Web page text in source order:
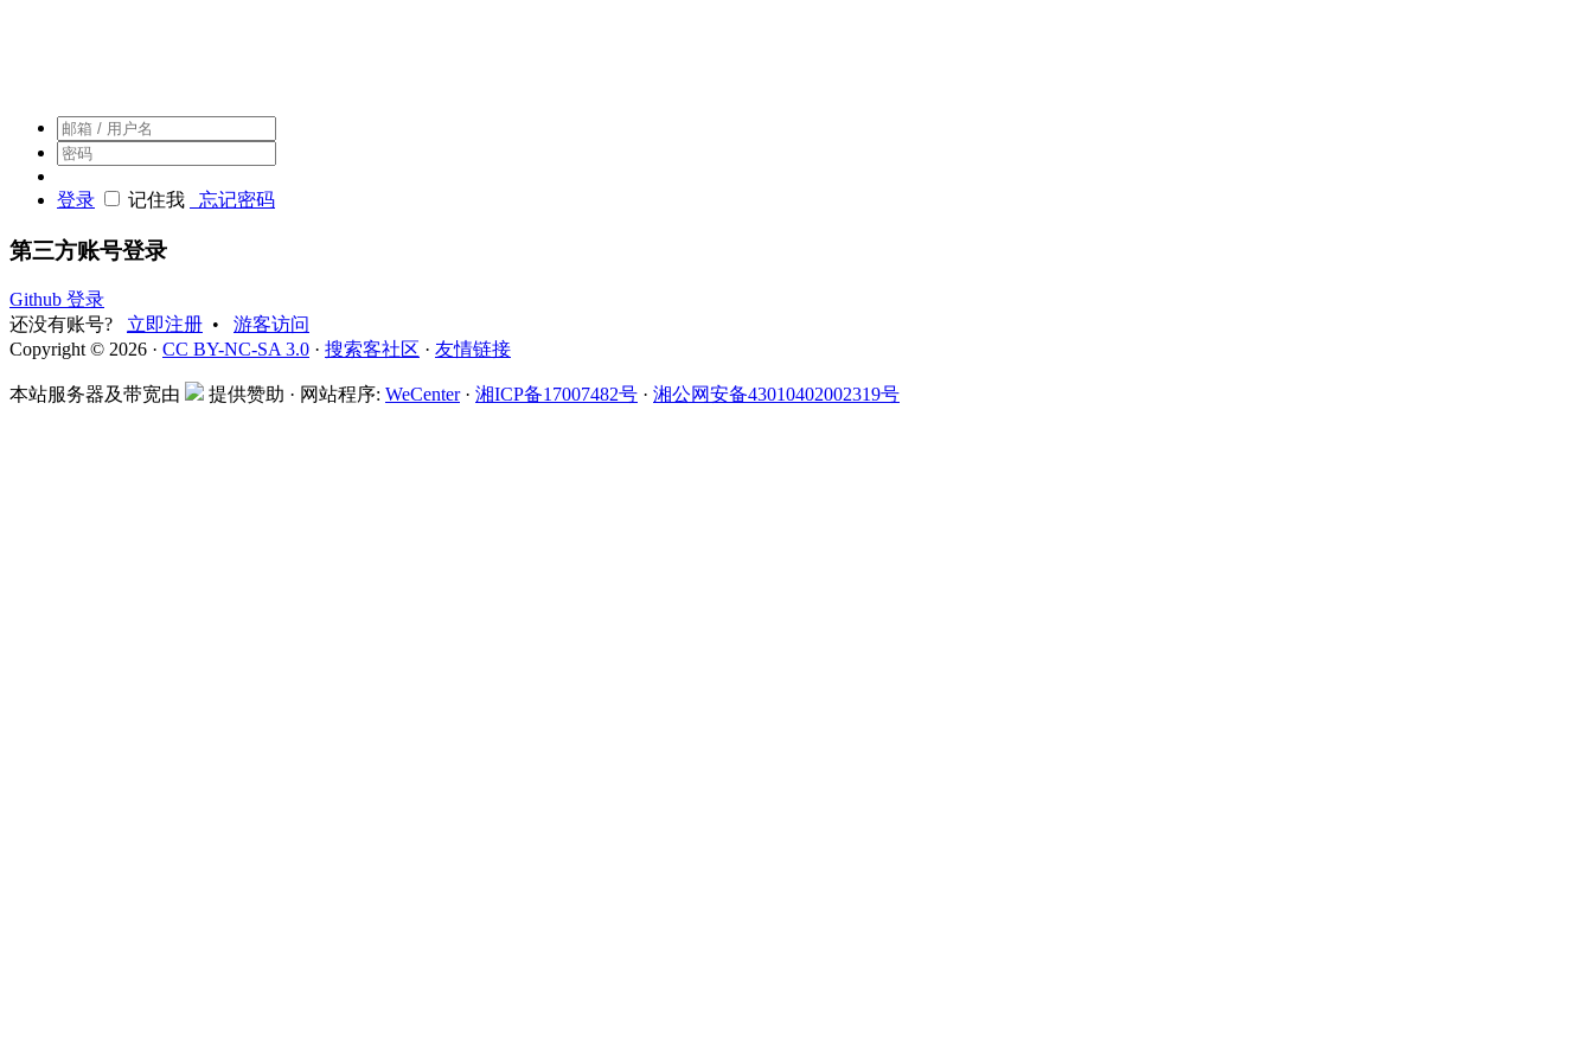
登录 记住我 忘记密码
第三方账号登录
Github 登录
还没有账号?
立即注册 • 游客访问
Copyright © 2026 · CC BY-NC-SA 3.0 · 搜索客社区 · 友情链接
本站服务器及带宽由 提供赞助 · 网站程序: WeCenter· 湘ICP备17007482号 · 湘公网安备43010402002319号